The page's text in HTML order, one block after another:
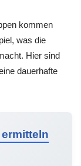
kommen
was die
Hier sind
dauerhafte